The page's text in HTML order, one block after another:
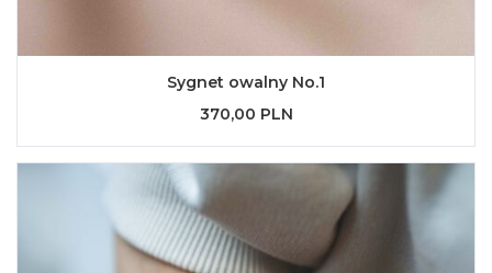
Sygnet owalny No.1
370,00 PLN